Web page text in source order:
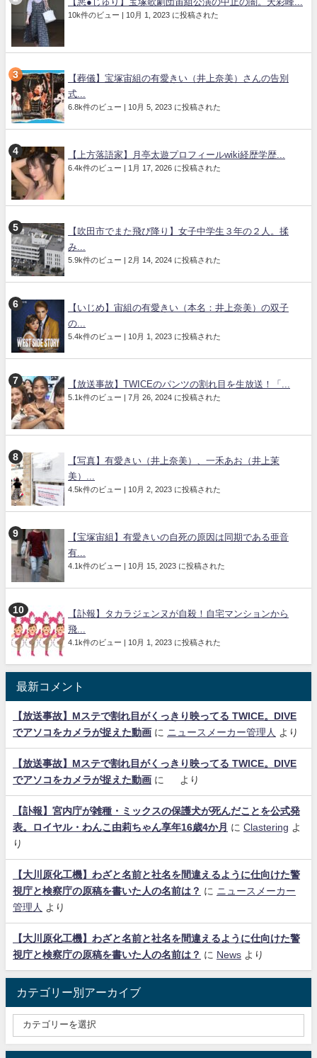
10k件のビュー | 10月 1, 2023 に投稿された
【葬儀】宝塚宙組の有愛きい（井上奈美）さんの告別
式...
6.8k件のビュー | 10月 5, 2023 に投稿された
【上方落語家】月亭太遊プロフィールwiki経歴学歴...
6.4k件のビュー | 1月 17, 2026 に投稿された
【吹田市でまた飛び降り】女子中学生３年の２人。揉
み...
5.9k件のビュー | 2月 14, 2024 に投稿された
【いじめ】宙組の有愛きい（本名：井上奈美）の双子
の...
5.4k件のビュー | 10月 1, 2023 に投稿された
【放送事故】TWICEのパンツの割れ目を生放送！「...
5.1k件のビュー | 7月 26, 2024 に投稿された
【写真】有愛きい（井上奈美）、一禾あお（井上茉
美）...
4.5k件のビュー | 10月 2, 2023 に投稿された
【宝塚宙組】有愛きいの自死の原因は同期である亜音
有...
4.1k件のビュー | 10月 15, 2023 に投稿された
【訃報】タカラジェンヌが自殺！自宅マンションから
飛...
4.1k件のビュー | 10月 1, 2023 に投稿された
最新コメント
【放送事故】Mステで割れ目がくっきり映ってる TWICE。DIVE
でアソコをカメラが捉えた動画 に ニュースメーカー管理人 より
【放送事故】Mステで割れ目がくっきり映ってる TWICE。DIVE
でアソコをカメラが捉えた動画 に より
【訃報】宮内庁が雑種・ミックスの保護犬が死んだことを公式発
表。ロイヤル・わんこ由莉ちゃん享年16歳4か月
に Clastering よ
り
【大川原化工機】わざと名前と社名を間違えるように仕向けた警
視庁と検察庁の原稿を書いた人の名前は？ に ニュースメーカー
管理人
より
【大川原化工機】わざと名前と社名を間違えるように仕向けた警
視庁と検察庁の原稿を書いた人の名前は？ に News より
カテゴリー別アーカイブ